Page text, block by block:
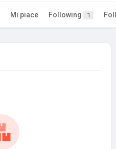
Mi piace Following 1